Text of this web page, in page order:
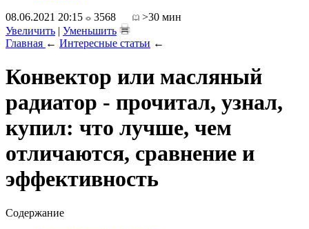
08.06.2021 20:15
3568
>30 мин
Увеличить | Уменьшить
Главная ← Интересные статьи ←
Конвектор или масляный
радиатор - прочитал, узнал,
купил: что лучше, чем
отличаются, сравнение и
эффективность
Содержание